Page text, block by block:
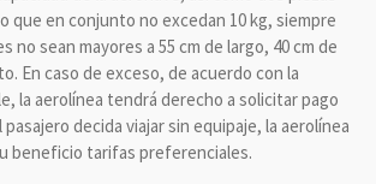
que en conjunto no excedan 10 kg, siempre
no sean mayores a 55 cm de largo, 40 cm de
En caso de exceso, de acuerdo con la
la aerolínea tendrá derecho a solicitar pago
pasajero decida viajar sin equipaje, la aerolínea
beneficio tarifas preferenciales.